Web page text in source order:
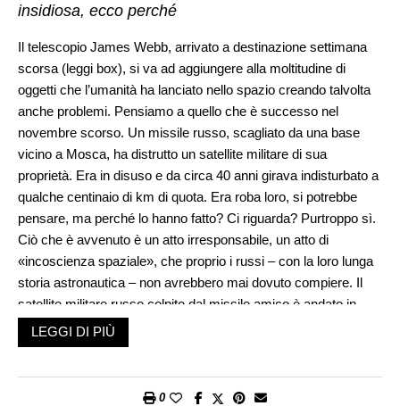
insidiosa, ecco perché
Il telescopio James Webb, arrivato a destinazione settimana
scorsa (leggi box), si va ad aggiungere alla moltitudine di
oggetti che l’umanità ha lanciato nello spazio creando talvolta
anche problemi. Pensiamo a quello che è successo nel
novembre scorso. Un missile russo, scagliato da una base
vicino a Mosca, ha distrutto un satellite militare di sua
proprietà. Era in disuso e da circa 40 anni girava indisturbato a
qualche centinaio di km di quota. Era roba loro, si potrebbe
pensare, ma perché lo hanno fatto? Ci riguarda? Purtroppo sì.
Ciò che è avvenuto è un atto irresponsabile, un atto di
«incoscienza spaziale», che proprio i russi – con la loro lunga
storia astronautica – non avrebbero mai dovuto compiere. Il
satellite militare russo colpito dal missile amico è andato in
mille pezzi, per la precisione in 1500 frammenti, più decine e
forse centinaia di migliaia di piccolissimi detriti spaziali.
Stazione spaziale internazionale Iss (che tra l’altro è anche
LEGGI DI PIÙ
0